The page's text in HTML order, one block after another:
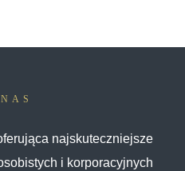
najskuteczniejsze
i korporacyjnych